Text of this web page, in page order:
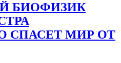
БИОФИЗИК
СПАСЕТ МИР ОТ